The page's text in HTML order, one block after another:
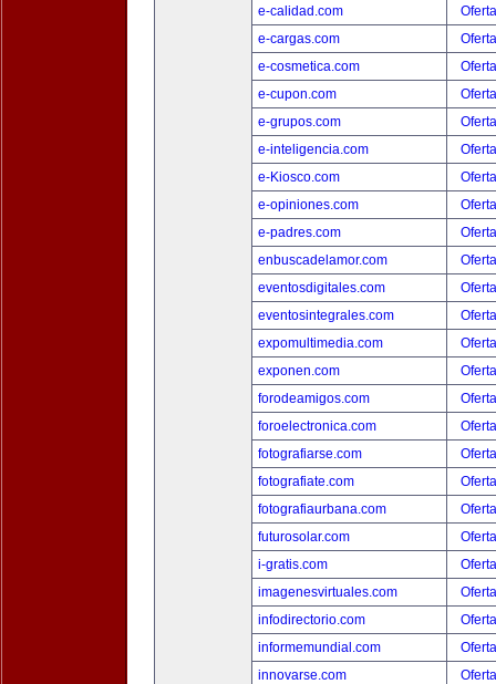
e-calidad.com
e-cargas.com
e-cosmetica.com
e-cupon.com
e-grupos.com
e-inteligencia.com
e-Kiosco.com
e-opiniones.com
e-padres.com
enbuscadelamor.com
eventosdigitales.com
eventosintegrales.com
expomultimedia.com
exponen.com
forodeamigos.com
foroelectronica.com
fotografiarse.com
fotografiate.com
fotografiaurbana.com
futurosolar.com
i-gratis.com
imagenesvirtuales.com
infodirectorio.com
informemundial.com
innovarse.com